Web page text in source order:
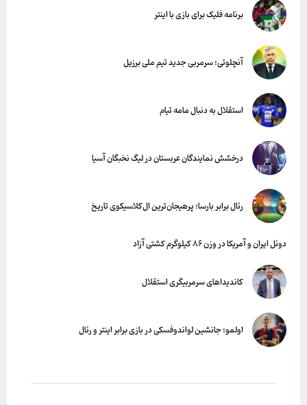
برنامه فلیک برای بازی با اینتر
آنچلوتی؛ سرمربی جدید تیم ملی برزیل
استقلال به دنبال مامه تیام
درخشش نمایندگان عربستان در لیگ نخبگان آسیا
رئال برابر بارسا؛ پرهیجان‌‌ترین ال‌کلاسیکوی تاریخ
دوئل ایران و آمریکا در وزن ۸۶ کیلوگرم کشتی آزاد
کاندیداهای سرمربیگری استقلال
اولمو؛ جانشین لواندوفسکی در بازی برابر اینتر و رئال